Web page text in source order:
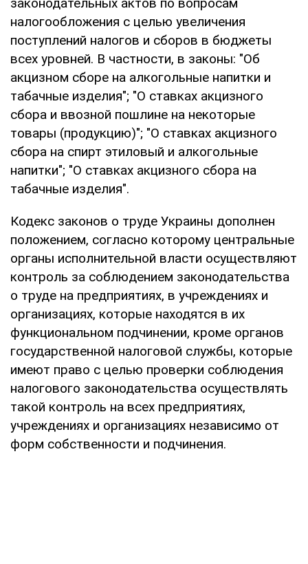
налогообложения с целью увеличения
поступлений налогов и сборов в бюджеты
всех уровней. В частности, в законы: "Об
акцизном сборе на алкогольные напитки и
табачные изделия"; "О ставках акцизного
сбора и ввозной пошлине на некоторые
товары (продукцию)"; "О ставках акцизного
сбора на спирт этиловый и алкогольные
напитки"; "О ставках акцизного сбора на
табачные изделия".
Кодекс законов о труде Украины дополнен
положением, согласно которому центральные
органы исполнительной власти осуществляют
контроль за соблюдением законодательства
о труде на предприятиях, в учреждениях и
организациях, которые находятся в их
функциональном подчинении, кроме органов
государственной налоговой службы, которые
имеют право с целью проверки соблюдения
налогового законодательства осуществлять
такой контроль на всех предприятиях,
учреждениях и организациях независимо от
форм собственности и подчинения.